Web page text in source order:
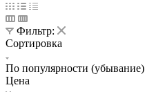
Фильтр:
Сортировка
По популярности (убывание)
Цена